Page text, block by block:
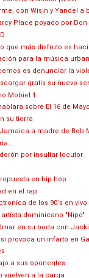
con Wisin y Yandel a
Place poyado por Don
que más disfruto es
para la música
es denunciar la
gratis su nuevo
Mobiel 1
sobre El 16 de
su tierra
a madre de Bob
por insultar locutor
en hip hop
en el rap
de los 90´s en vivo
dominicano "Nipo"
en su boda con
provoca un infarto en
a sus oponentes
vuelven a la carga